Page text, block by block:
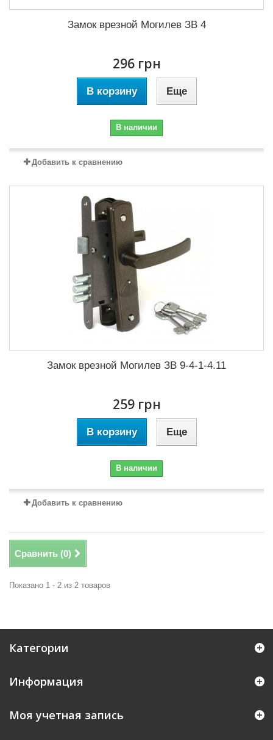
Замок врезной Могилев ЗВ 4
296 грн
В корзину Еще
В наличии
Добавить к сравнению
Замок врезной Могилев ЗВ 9-4-1-4.11
259 грн
В корзину Еще
В наличии
Добавить к сравнению
Сравнить (0)
Показано 1 - 2 из 2 товаров
Категории
Информация
Моя учетная запись